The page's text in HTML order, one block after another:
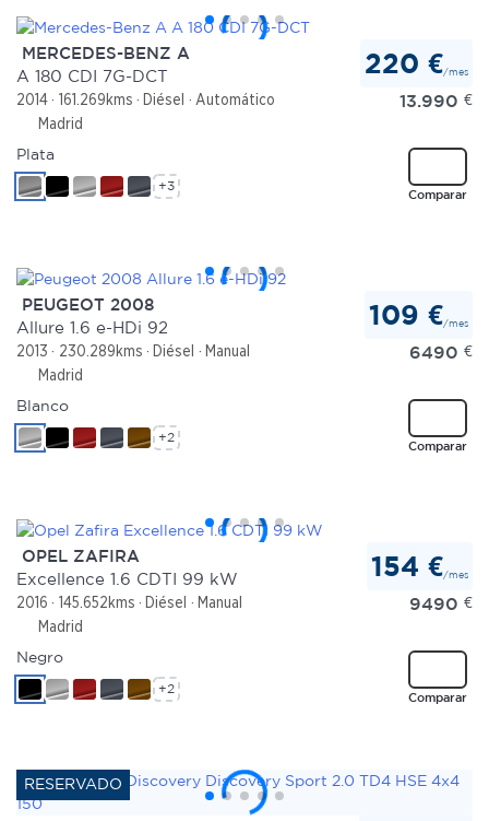
MERCEDES-BENZ A
A 180 CDI 7G-DCT
2014 161.269kms Diésel
Automático
Madrid
220 €/mes
13.990 €
Comparar
Plata
+3
PEUGEOT 2008
Allure 1.6 e-HDi 92
2013 230.289kms Diésel
Manual
Madrid
109 €/mes
6490 €
Comparar
Blanco
+2
OPEL ZAFIRA
Excellence 1.6 CDTI 99 kW
2016 145.652kms Diésel
Manual
Madrid
154 €/mes
9490 €
Comparar
Negro
+2